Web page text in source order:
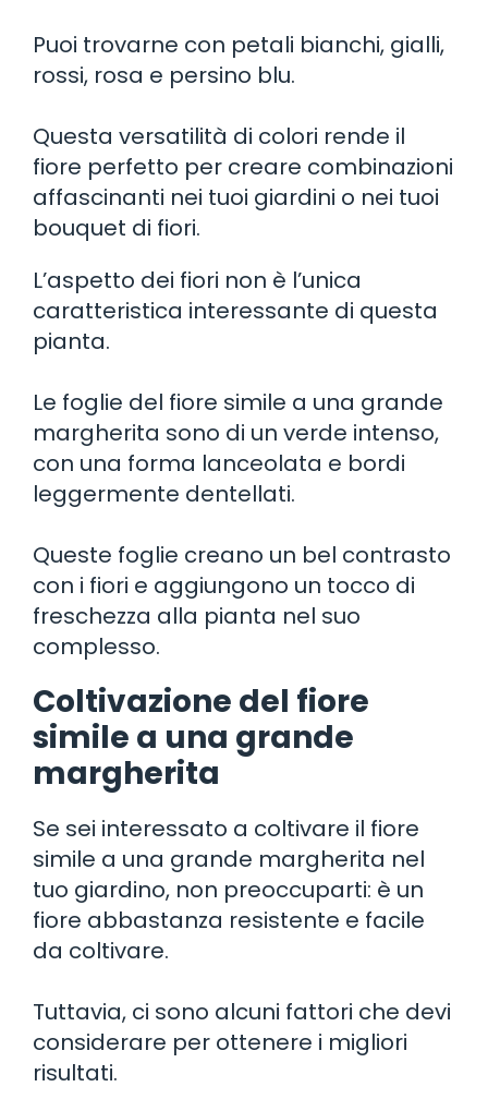
Puoi trovarne con petali bianchi, gialli,
rossi, rosa e persino blu.
Questa versatilità di colori rende il
fiore perfetto per creare combinazioni
affascinanti nei tuoi giardini o nei tuoi
bouquet di fiori.
L’aspetto dei fiori non è l’unica
caratteristica interessante di questa
pianta.
Le foglie del fiore simile a una grande
margherita sono di un verde intenso,
con una forma lanceolata e bordi
leggermente dentellati.
Queste foglie creano un bel contrasto
con i fiori e aggiungono un tocco di
freschezza alla pianta nel suo
complesso.
Coltivazione del fiore
simile a una grande
margherita
Se sei interessato a coltivare il fiore
simile a una grande margherita nel
tuo giardino, non preoccuparti: è un
fiore abbastanza resistente e facile
da coltivare.
Tuttavia, ci sono alcuni fattori che devi
considerare per ottenere i migliori
risultati.